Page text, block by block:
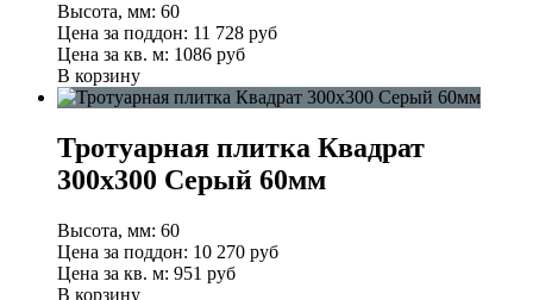
Высота, мм: 60
Цена за поддон: 11 728 руб
Цена за кв. м: 1086 руб
В корзину
Тротуарная плитка Квадрат
300х300 Серый 60мм
Высота, мм: 60
Цена за поддон: 10 270 руб
Цена за кв. м: 951 руб
В корзину